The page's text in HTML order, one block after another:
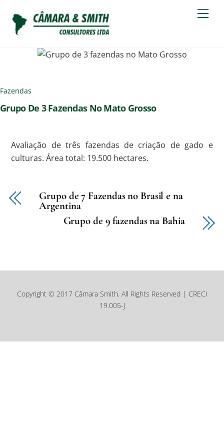
content
Fazendas
Grupo De 3 Fazendas No Mato Grosso
Avaliação de três fazendas de criação de gado e
culturas. Área total: 19.500 hectares.
Grupo de 7 Fazendas no Brasil e na
Argentina
Grupo de 9 fazendas na Bahia
Copyright © 2017 Câmara Smith, All Rights Reserved | CRECI
19.005-J